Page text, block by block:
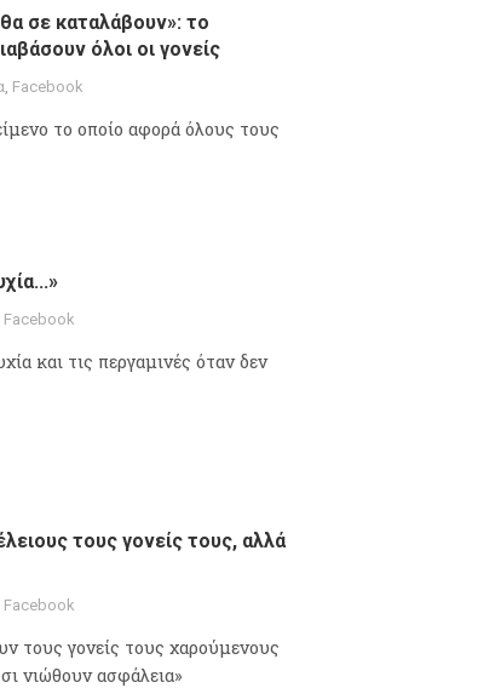
σε καταλάβουν»: το
όλοι οι γονείς
Facebook
το οποίο αφορά όλους τους
Facebook
και τις περγαμινές όταν δεν
τους γονείς τους, αλλά
Facebook
τους γονείς τους χαρούμενους
νιώθουν ασφάλεια»